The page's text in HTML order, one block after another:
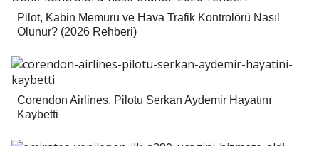
Pilot, Kabin Memuru ve Hava Trafik Kontrolörü Nasıl
Olunur? (2026 Rehberi)
Corendon Airlines, Pilotu Serkan Aydemir Hayatını
Kaybetti